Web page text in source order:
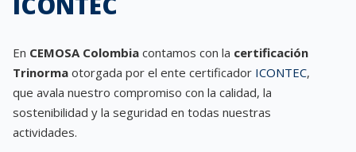
En CEMOSA Colombia contamos con la certificación
Trinorma otorgada por el ente certificador ICONTEC,
que avala nuestro compromiso con la calidad, la
sostenibilidad y la seguridad en todas nuestras
actividades.